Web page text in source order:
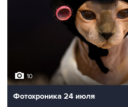
10
Фотохроника 24 июля